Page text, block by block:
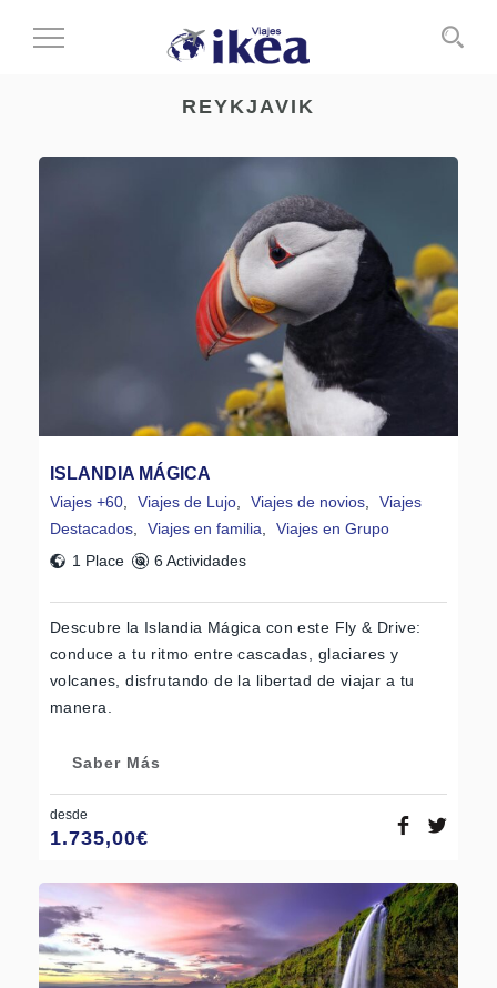
Cambiar
REYKJAVIK
ISLANDIA MÁGICA
Viajes +60 Viajes de Lujo Viajes de novios
Viajes
Destacados
Viajes en familia
Viajes en Grupo
1 Place
6 Actividades
Descubre la Islandia Mágica con este Fly & Drive:
conduce a tu ritmo entre cascadas, glaciares y
volcanes, disfrutando de la libertad de viajar a tu
manera.
Saber Más
desde
1.735,00€